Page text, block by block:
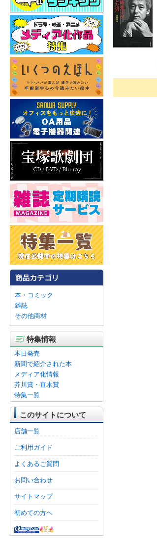
本・コミック
雑誌
その他商材
特集情報
本日発売
新聞で紹介された本
メディア化情報
芥川賞・直木賞
特集一覧
このサイトについて
店舗一覧
ご利用ガイド
よくあるご質問
お問い合わせ
サイトマップ
初めての方へ